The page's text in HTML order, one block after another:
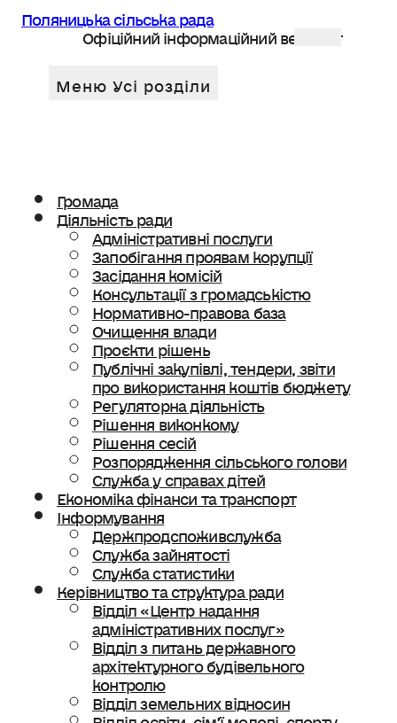
Поляницька сільська рада
Офіційний інформаційний веб сайт
Громада
Діяльність ради
Адміністративні послуги
Запобігання проявам корупції
Засідання комісій
Консультації з громадськістю
Нормативно-правова база
Очищення влади
Проєкти рішень
Публічні закупівлі, тендери, звіти
про використання коштів бюджету
Регуляторна діяльність
Рішення виконкому
Рішення сесій
Розпорядження сільського голови
Служба у справах дітей
Економіка фінанси та транспорт
Інформування
Держпродспоживслужба
Служба зайнятості
Служба статистики
Керівництво та структура ради
Відділ «Центр надання
адміністративних послуг»
Відділ з питань державного
архітектурного будівельного
контролю
Відділ земельних відносин